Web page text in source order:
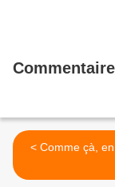
< Comme çà,